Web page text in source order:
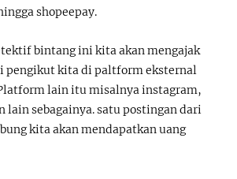
shopeepay.
bintang ini kita akan mengajak
pengikut kita di paltform eksternal
lain itu misalnya instagram,
lain sebagainya. satu postingan dari
kita akan mendapatkan uang